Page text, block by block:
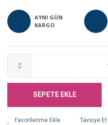
AYNI GÜN
KARGO
SEPETE EKLE
Tavsiye Et